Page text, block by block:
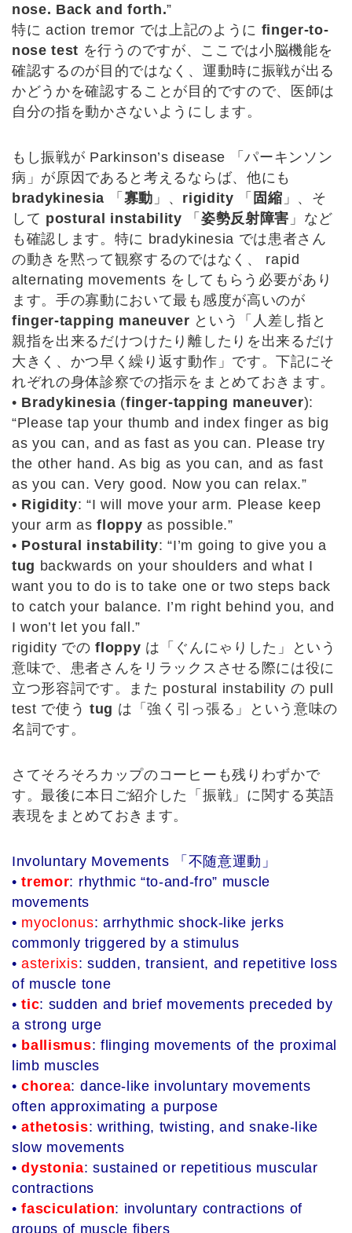
nose. Back and forth.”
特に action tremor では上記のように finger-to-
nose test を行うのですが、ここでは小脳機能を
確認するのが目的ではなく、運動時に振戦が出る
かどうかを確認することが目的ですので、医師は
自分の指を動かさないようにします。
もし振戦が Parkinson’s disease 「パーキンソン
病」が原因であると考えるならば、他にも
bradykinesia
「 寡動 」、 rigidity 「 固縮 」、そ
して postural instability 「姿勢反射障害 」など
も確認します。特に bradykinesia では患者さん
の動きを黙って観察するのではなく、 rapid
alternating movements をしてもらう必要があり
ます。手の寡動において最も感度が高いのが
finger-tapping maneuver という「人差し指と
親指を出来るだけつけたり離したりを出来るだけ
大きく、かつ早く繰り返す動作」です。下記にそ
れぞれの身体診察での指示をまとめておきます。
• Bradykinesia (finger-tapping maneuver):
“Please tap your thumb and index finger as big
as you can, and as fast as you can. Please try
the other hand. As big as you can, and as fast
as you can. Very good. Now you can relax.”
• Rigidity: “I will move your arm. Please keep
your arm asfloppy as possible.”
• Postural instability: “I’m going to give you a
tug backwards on your shoulders and what I
want you to do is to take one or two steps back
to catch your balance. I’m right behind you, and
I won’t let you fall.”
rigidity でのfloppy は「ぐんにゃりした」という
意味で、患者さんをリラックスさせる際には役に
立つ形容詞です。また postural instability の pull
test で使うtug は「強く引っ張る」という意味の
名詞です。
さてそろそろカップのコーヒーも残りわずかで
す。最後に本日ご紹介した「振戦」に関する英語
表現をまとめておきます。
Involuntary Movements 「不随意運動」
•tremor: rhythmic “to-and-fro” muscle
movements
• myoclonus: arrhythmic shock-like jerks
commonly triggered by a stimulus
•asterixis: sudden, transient, and repetitive loss
of muscle tone
•tic: sudden and brief movements preceded by
a strong urge
• ballismus: flinging movements of the proximal
limb muscles
•chorea: dance-like involuntary movements
often approximating a purpose
•athetosis: writhing, twisting, and snake-like
slow movements
•dystonia: sustained or repetitious muscular
contractions
•fasciculation: involuntary contractions of
groups of muscle fibers